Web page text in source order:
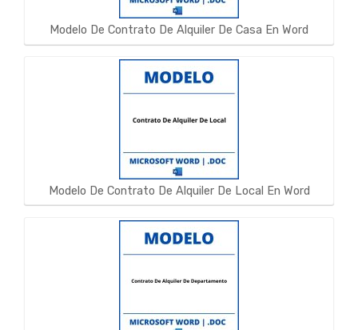
Modelo De Contrato De Alquiler De Casa En Word
Modelo De Contrato De Alquiler De Local En Word